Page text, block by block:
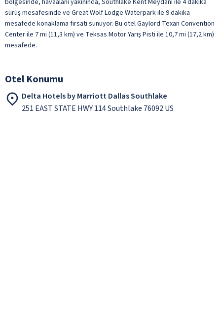
sürüş mesafesinde ve Great Wolf Lodge Waterpark ile 9 dakika
mesafede konaklama fırsatı sunuyor. Bu otel Gaylord Texan Convention
Center ile 7 mi (11,3 km) ve Teksas Motor Yarış Pisti ile 10,7 mi (17,2 km)
mesafede.
Otel Konumu
Delta Hotels by Marriott Dallas Southlake
251 EAST STATE HWY 114 Southlake 76092 US